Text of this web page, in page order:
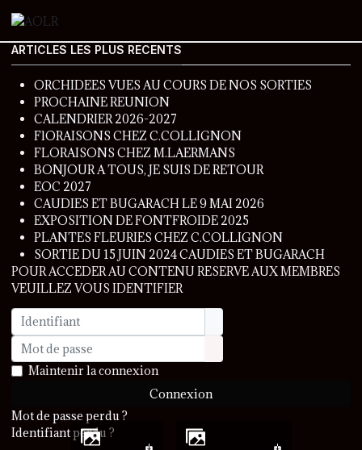
ARTICLES LES PLUS RECENTS
ORCHIDEES VUES AU COURS DE NOS SORTIES
PROCHAINE REUNION
CALENDRIER 2026-2027
FlORAISONS CHEZ C.COLLIGNON
FLORAISONS CHEZ M.LAERMANS
BONJOUR A TOUS, JE SUIS DE RETOUR
EOC 2027
CAUDIES ET BUGARACH LE 9 MAI 2026
EXPOSITION DE FONTFROIDE 2025
PLANTES FLEURIES CHEZ C.COLLIGNON
SORTIE DU 15 JUIN 2024 CAUDIES ET BUGARACH
POUR ACCEDER AU CONTENU RESERVE AUX MEMBRES
VEUILLEZ VOUS IDENTIFIER
Identifiant
Mot de passe
Afficher le mot de passe
Maintenir la connexion
Connexion
Mot de passe perdu ?
Identifiant perdu ?